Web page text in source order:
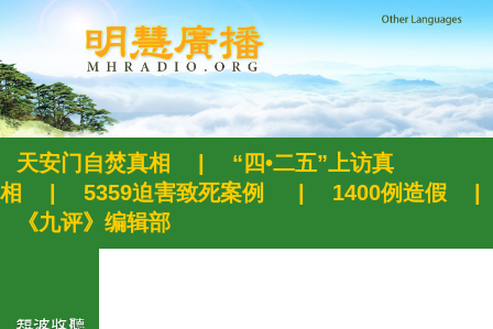
天安门自焚真相
“四•二五”上访真
相
5359迫害致死案例 1400例造假
《九评》编辑部